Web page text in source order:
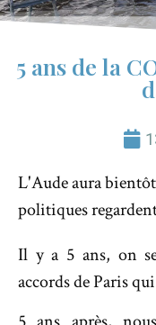
5 ans de la
L'Aude aura
politiques
Il y a 5 ans, on
accords de Paris